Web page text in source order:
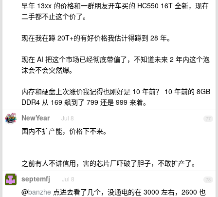
早年 13xx 的价格和一群朋友开车买的 HC550 16T 全新，现在
二手都不止这个价了。
现在我在蹲 20T+的有好价格我估计得蹲到 28 年。
现在 AI 把这个市场已经彻底带偏了，不知道未来 2 年内这个泡
沫会不会突然爆。
内存和硬盘上次涨价我记得也刚好是 10 年前？ 10 年前的 8GB
DDR4 从 169 飙到了 799 还是 999 来着。
77
NewYear Jul 8
国内不扩产能，价格下不来。
之前有人不讲信用，害的芯片厂吓破了胆子，不敢扩产了。
78
septemfj Jul 8
@banzhe 点进去看了几个，没通电的在 3000 左右，2600 也